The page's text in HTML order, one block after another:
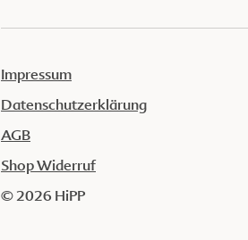
Impressum
Datenschutzerklärung
AGB
Shop Widerruf
© 2026 HiPP